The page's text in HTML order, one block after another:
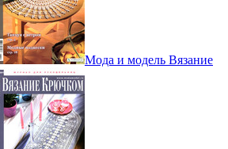
Мода и модель Вязание